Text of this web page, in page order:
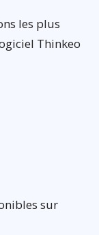
les plus
Thinkeo
sur